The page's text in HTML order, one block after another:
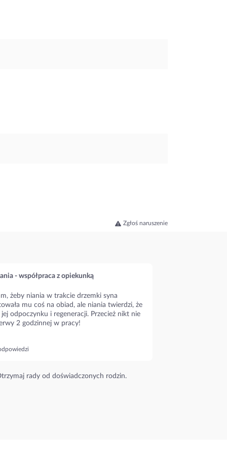
Zgłoś naruszenie
- współpraca z opiekunką
żeby niania w trakcie drzemki syna
mu coś na obiad, ale niania twierdzi, że
odpoczynku i regeneracji. Przecież nikt nie
2 godzinnej w pracy!
rady od doświadczonych rodzin.